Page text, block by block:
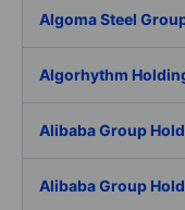
Algoma Steel
Algorhythm
Alibaba Group
Alibaba Group